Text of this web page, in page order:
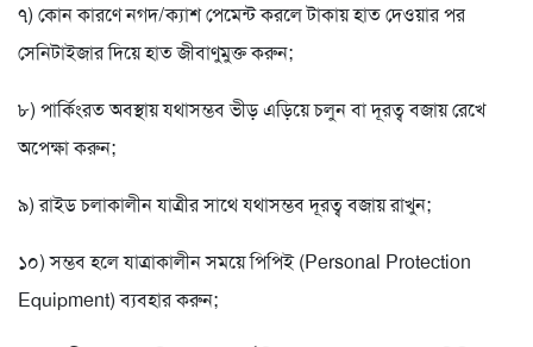
৭) কোন কারণে নগদ/ক্যাশ পেমেন্ট করলে টাকায় হাত দেওয়ার পর
সেনিটাইজার দিয়ে হাত জীবাণুমুক্ত করুন;
৮) পার্কিংরত অবস্থায় যথাসম্ভব ভীড় এড়িয়ে চলুন বা দূরত্ব বজায় রেখে
অপেক্ষা করুন;
৯) রাইড চলাকালীন যাত্রীর সাথে যথাসম্ভব দূরত্ব বজায় রাখুন;
১০) সম্ভব হলে যাত্রাকালীন সময়ে পিপিই (Personal Protection
Equipment) ব্যবহার করুন;